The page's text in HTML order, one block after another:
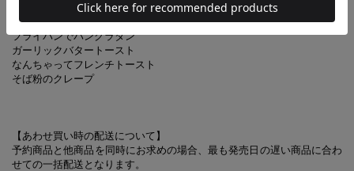
たっぷり焼肉うどん
豚キムチビビンパ
フライパンでパングラタン
ガーリックバタートースト
なんちゃってフレンチトースト
そば粉のクレープ
【あわせ買い時の配送について】
予約商品と他商品を同時にお求めの場合、最も発売日の遅い商品に合わ
せての一括配送となります。